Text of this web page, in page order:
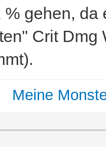
% gehen,
Crit
Meine